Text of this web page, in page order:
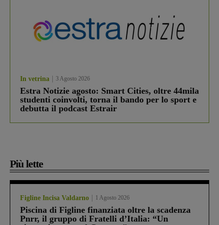
In vetrina 3 Agosto 2026
Estra Notizie agosto: Smart Cities, oltre 44mila
studenti coinvolti, torna il bando per lo sport e
debutta il podcast Estrair
Più lette
Figline Incisa Valdarno 1 Agosto 2026
Piscina di Figline finanziata oltre la scadenza
Pnrr, il gruppo di Fratelli d’Italia: “Un